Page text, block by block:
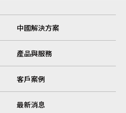
中國解決方案
產品與服務
客戶案例
最新消息